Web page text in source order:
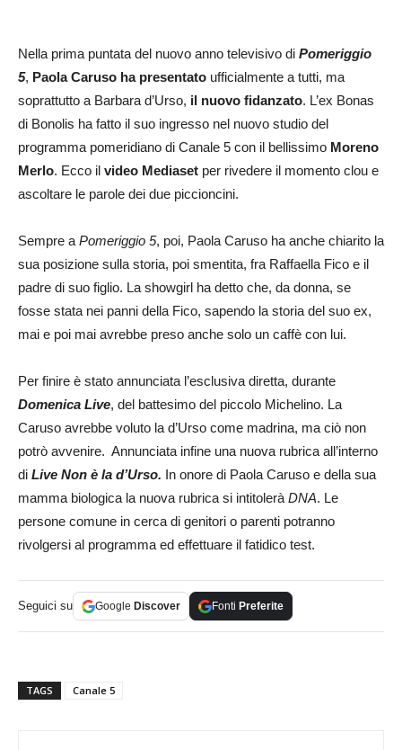
Nella prima puntata del nuovo anno televisivo di Pomeriggio
5, Paola Caruso ha presentato ufficialmente a tutti, ma
soprattutto a Barbara d’Urso, il nuovo fidanzato. L’ex Bonas
di Bonolis ha fatto il suo ingresso nel nuovo studio del
programma pomeridiano di Canale 5 con il bellissimo Moreno
Merlo. Ecco il video Mediaset per rivedere il momento clou e
ascoltare le parole dei due piccioncini.
Sempre aPomeriggio 5, poi, Paola Caruso ha anche chiarito la
sua posizione sulla storia, poi smentita, fra Raffaella Fico e il
padre di suo figlio. La showgirl ha detto che, da donna, se
fosse stata nei panni della Fico, sapendo la storia del suo ex,
mai e poi mai avrebbe preso anche solo un caffè con lui.
Per finire è stato annunciata l’esclusiva diretta, durante
Domenica Live, del battesimo del piccolo Michelino. La
Caruso avrebbe voluto la d’Urso come madrina, ma ciò non
potrò avvenire. Annunciata infine una nuova rubrica all’interno
di Live Non è la d’Urso. In onore di Paola Caruso e della sua
mamma biologica la nuova rubrica si intitoleràDNA. Le
persone comune in cerca di genitori o parenti potranno
rivolgersi al programma ed effettuare il fatidico test.
Seguici su Google Discover Fonti Preferite
TAGS Canale 5